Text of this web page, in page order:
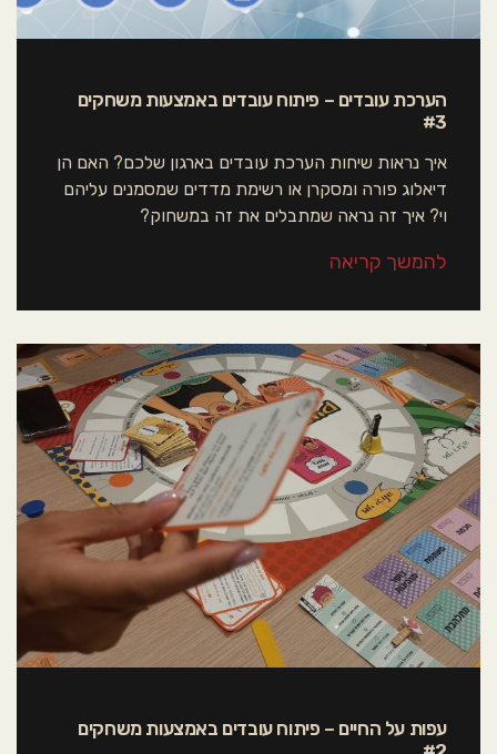
הערכת עובדים – פיתוח עובדים באמצעות משחקים
#3
איך נראות שיחות הערכת עובדים בארגון שלכם? האם הן
דיאלוג פורה ומסקרן או רשימת מדדים שמסמנים עליהם
וי? איך זה נראה שמתבלים את זה במשחוק?
להמשך קריאה
עפות על החיים – פיתוח עובדים באמצעות משחקים